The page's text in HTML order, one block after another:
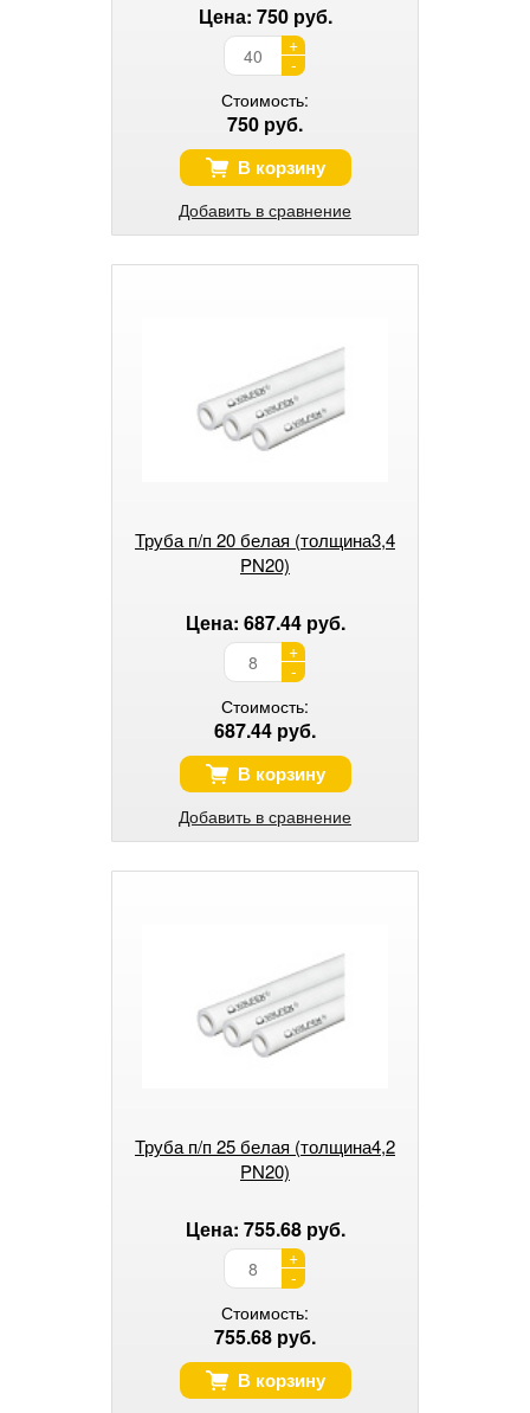
Цена: 750 руб.
+
-
Стоимость:
750 руб.
В корзину
Добавить в сравнение
Труба п/п 20 белая (толщина3,4
PN20)
Цена: 687.44 руб.
+
-
Стоимость:
687.44 руб.
В корзину
Добавить в сравнение
Труба п/п 25 белая (толщина4,2
PN20)
Цена: 755.68 руб.
+
-
Стоимость:
755.68 руб.
В корзину